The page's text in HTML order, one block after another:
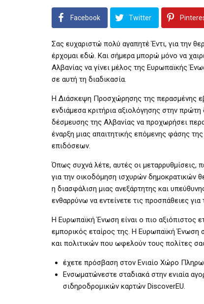
Facebook Twitter
Σας ευχαριστώ πολύ αγαπητέ Έντι, για την
έρχομαι εδώ. Και σήμερα μπορώ μόνο να
Αλβανίας να γίνει μέλος της Ευρωπαϊκής
σε αυτή τη διαδικασία.
Η Διάσκεψη Προσχώρησης της περασμένης
ενδιάμεσα κριτήρια αξιολόγησης στην
δέσμευσης της Αλβανίας να προχωρήσει
έναρξη μιας απαιτητικής επόμενης φάσης
επιδόσεων.
Όπως συχνά λέτε, αυτές οι
για την οικοδόμηση ισχυρών δημοκρατικών
η διασφάλιση μιας ανεξάρτητης και
ενθαρρύνω να εντείνετε τις προσπάθειες
Η Ευρωπαϊκή Ένωση είναι ο πιο αξιόπιστος
εμπορικός εταίρος της. Η Ευρωπαϊκή Ένωση
και πολιτικών που ωφελούν τους πολίτες
έχετε πρόσβαση στον Ενιαίο Χώρο
Ενσωματώνεστε σταδιακά στην ενιαία
σιδηροδρομικών καρτών DiscoverEU.